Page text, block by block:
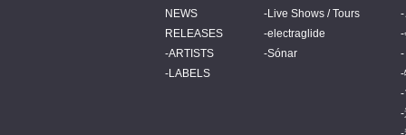
NEWS
RELEASES
ARTISTS
LABELS
Live Shows / Tours
electraglide
Sónar